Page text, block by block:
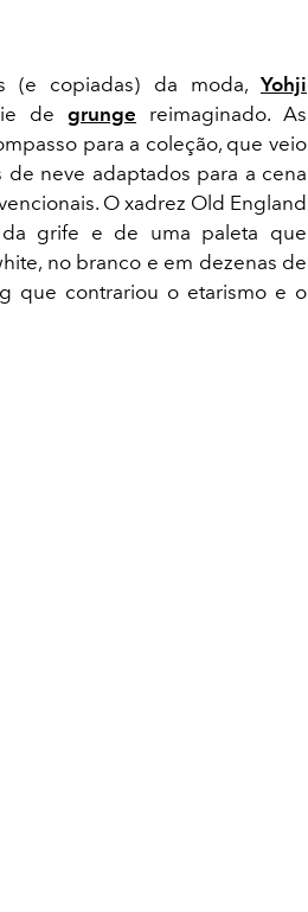
(e copiadas) da moda, Yohji
de grunge reimaginado. As
para a coleção, que veio
neve adaptados para a cena
O xadrez Old England
da grife e de uma paleta que
no branco e em dezenas de
que contrariou o etarismo e o